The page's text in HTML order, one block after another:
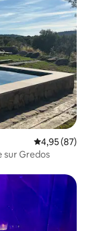
Évaluation
4,95 (87)
sur Gredos